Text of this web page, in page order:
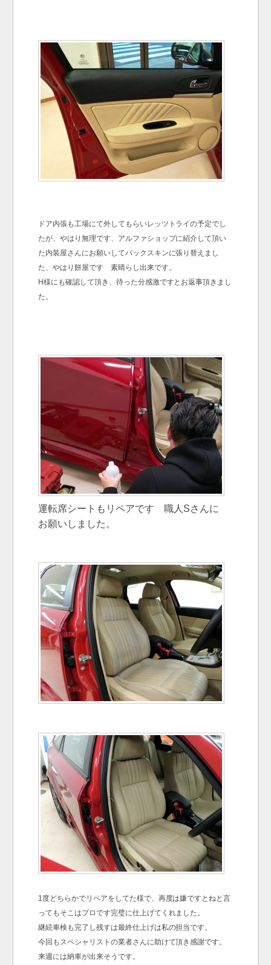
ドア内張も工場にて外してもらいレッツトライの予定でし
たが、やはり無理です、アルファショップに紹介して頂い
た内装屋さんにお願いしてバックスキンに張り替えまし
た、やはり餅屋です 素晴らし出来です。
H様にも確認して頂き、待った分感激ですとお返事頂きまし
た。
運転席シートもリペアです 職人Sさんに
お願いしました。
1度どちらかでリペアをしてた様で、再度は嫌ですとねと言
ってもそこはプロです完璧に仕上げてくれました。
継続車検も完了し残すは最終仕上げは私の担当です。
今回もスペシャリストの業者さんに助けて頂き感謝です。
来週には納車が出来そうです。